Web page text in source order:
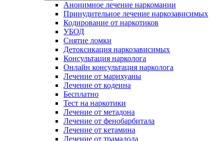
Анонимное лечение наркомании
Принудительное лечение наркозависимых
Кодирование от наркотиков
УБОД
Снятие ломки
Детоксикация наркозависимых
Консультация нарколога
Онлайн консультация нарколога
Лечение от марихуаны
Лечение от кодеина
Бесплатно
Тест на наркотики
Лечение от метадона
Лечение от фенобарбитала
Лечение от кетамина
Лечение от трамадола